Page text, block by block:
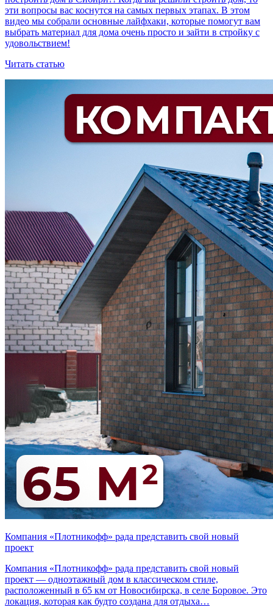
эти вопросы вас коснутся на самых первых этапах. В этом
видео мы собрали основные лайфхаки, которые помогут вам
выбрать материал для дома очень просто и зайти в стройку с
удовольствием!
Читать статью
Компания «Плотникофф» рада представить свой новый
проект
Компания «Плотникофф» рада представить свой новый
проект — одноэтажный дом в классическом стиле,
расположенный в 65 км от Новосибирска, в селе Боровое. Это
локация, которая как будто создана для отдыха…